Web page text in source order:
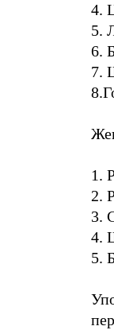
4.
5.
6.
7.
1.
2.
3.
4.
5.